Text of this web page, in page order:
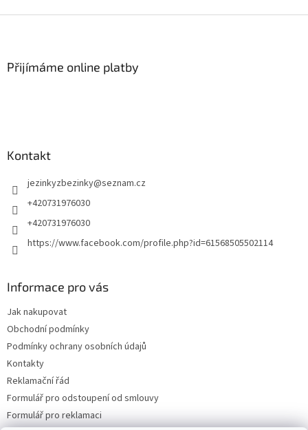
Přijímáme online platby
Kontakt
jezinkyzbezinky@seznam.cz
+420731976030
+420731976030
https://www.facebook.com/profile.php?id=61568505502114
Informace pro vás
Jak nakupovat
Obchodní podmínky
Podmínky ochrany osobních údajů
Kontakty
Reklamační řád
Formulář pro odstoupení od smlouvy
Formulář pro reklamaci